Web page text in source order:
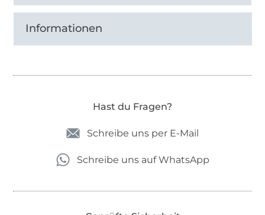
Informationen
Hast du Fragen?
Schreibe uns per E-Mail
Schreibe uns auf WhatsApp